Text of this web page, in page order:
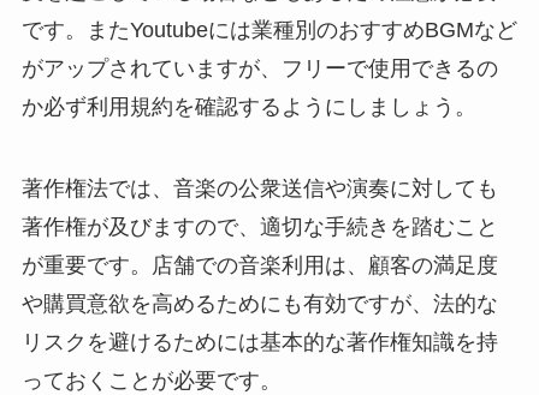
です。またYoutubeには業種別のおすすめBGMなど
がアップされていますが、フリーで使用できるの
か必ず利用規約を確認するようにしましょう。
著作権法では、音楽の公衆送信や演奏に対しても
著作権が及びますので、適切な手続きを踏むこと
が重要です。店舗での音楽利用は、顧客の満足度
や購買意欲を高めるためにも有効ですが、法的な
リスクを避けるためには基本的な著作権知識を持
っておくことが必要です。